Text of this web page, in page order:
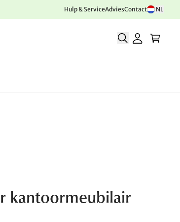
Hulp & ServiceAdviesContact NL
kantoormeubilair